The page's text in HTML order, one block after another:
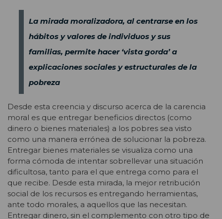
La mirada moralizadora, al centrarse en los
hábitos y valores de individuos y sus
familias, permite hacer ‘vista gorda’ a
explicaciones sociales y estructurales de la
pobreza
Desde esta creencia y discurso acerca de la carencia
moral es que entregar beneficios directos (como
dinero o bienes materiales) a los pobres sea visto
como una manera errónea de solucionar la pobreza.
Entregar bienes materiales se visualiza como una
forma cómoda de intentar sobrellevar una situación
dificultosa, tanto para el que entrega como para el
que recibe. Desde esta mirada, la mejor retribución
social de los recursos es entregando herramientas,
ante todo morales, a aquellos que las necesitan.
Entregar dinero, sin el complemento con otro tipo de